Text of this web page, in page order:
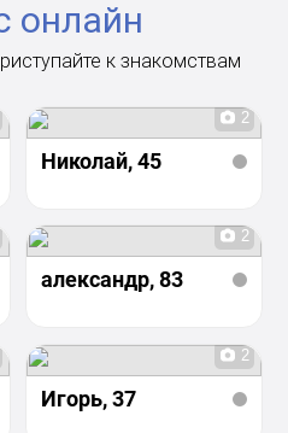
онлайн
к знакомствам
2
Николай, 45
2
александр, 83
2
Игорь, 37